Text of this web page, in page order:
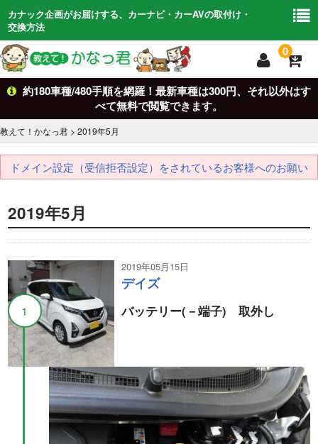
カナック企画がお届けする、カーナビ・カーAVの取付け・
交換方法
0
トップTOP
車からさがすCar Search
キットからさがすkit
基礎知識Basic
約180車種/480手順を網羅！最新車種は300円、それ以外はす
べて無料で閲覧できます。
教えて！かなっ君 > 2019年5月
ドメイン設定（受信拒否設定）をされているお客様へのお願い
2019年5月
2019年05月15日
デイズ
1 バッテリー(－端子) 取外し